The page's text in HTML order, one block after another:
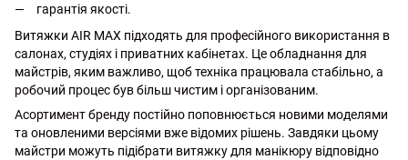
гарантія якості.
Витяжки AIR MAX підходять для професійного використання в
салонах, студіях і приватних кабінетах. Це обладнання для
майстрів, яким важливо, щоб техніка працювала стабільно, а
робочий процес був більш чистим і організованим.
Асортимент бренду постійно поповнюється новими моделями
та оновленими версіями вже відомих рішень. Завдяки цьому
майстри можуть підібрати витяжку для манікюру відповідно